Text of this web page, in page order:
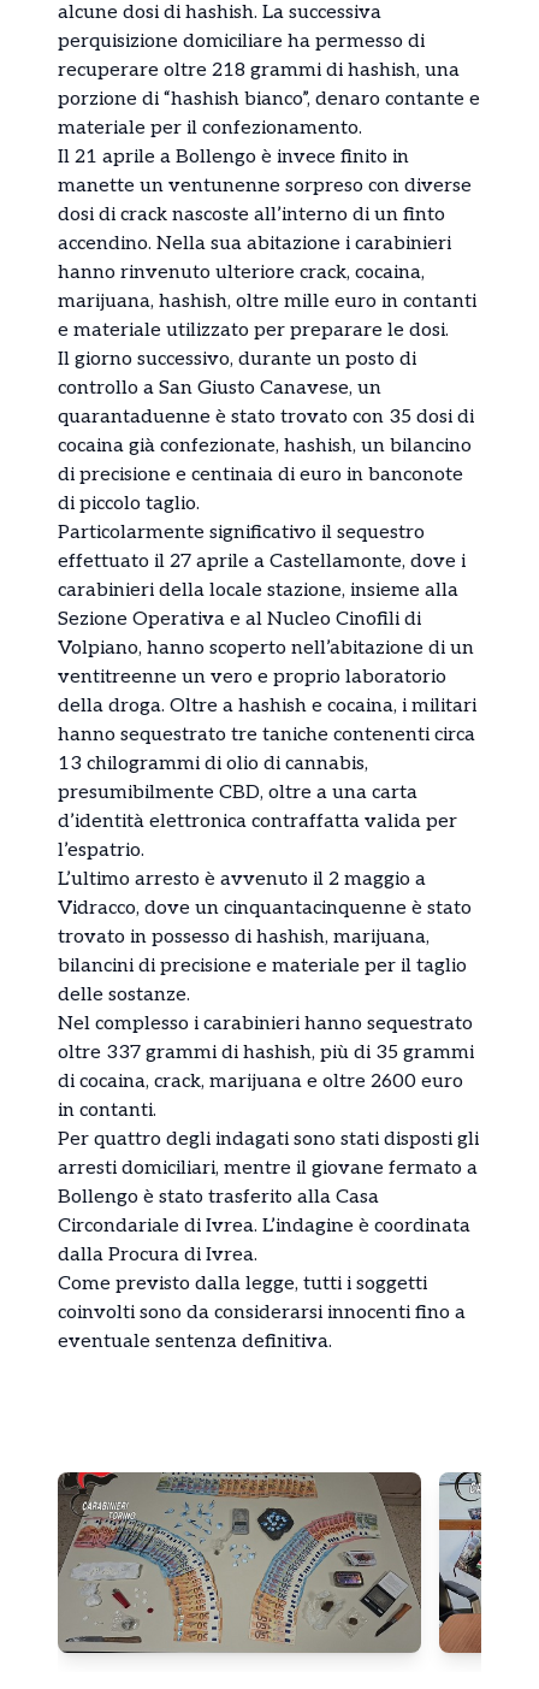
alcune dosi di hashish. La successiva
perquisizione domiciliare ha permesso di
recuperare oltre 218 grammi di hashish, una
porzione di “hashish bianco”, denaro contante e
materiale per il confezionamento.
Il 21 aprile a Bollengo è invece finito in
manette un ventunenne sorpreso con diverse
dosi di crack nascoste all’interno di un finto
accendino. Nella sua abitazione i carabinieri
hanno rinvenuto ulteriore crack, cocaina,
marijuana, hashish, oltre mille euro in contanti
e materiale utilizzato per preparare le dosi.
Il giorno successivo, durante un posto di
controllo a San Giusto Canavese, un
quarantaduenne è stato trovato con 35 dosi di
cocaina già confezionate, hashish, un bilancino
di precisione e centinaia di euro in banconote
di piccolo taglio.
Particolarmente significativo il sequestro
effettuato il 27 aprile a Castellamonte, dove i
carabinieri della locale stazione, insieme alla
Sezione Operativa e al Nucleo Cinofili di
Volpiano, hanno scoperto nell’abitazione di un
ventitreenne un vero e proprio laboratorio
della droga. Oltre a hashish e cocaina, i militari
hanno sequestrato tre taniche contenenti circa
13 chilogrammi di olio di cannabis,
presumibilmente CBD, oltre a una carta
d’identità elettronica contraffatta valida per
l’espatrio.
L’ultimo arresto è avvenuto il 2 maggio a
Vidracco, dove un cinquantacinquenne è stato
trovato in possesso di hashish, marijuana,
bilancini di precisione e materiale per il taglio
delle sostanze.
Nel complesso i carabinieri hanno sequestrato
oltre 337 grammi di hashish, più di 35 grammi
di cocaina, crack, marijuana e oltre 2600 euro
in contanti.
Per quattro degli indagati sono stati disposti gli
arresti domiciliari, mentre il giovane fermato a
Bollengo è stato trasferito alla Casa
Circondariale di Ivrea. L’indagine è coordinata
dalla Procura di Ivrea.
Come previsto dalla legge, tutti i soggetti
coinvolti sono da considerarsi innocenti fino a
eventuale sentenza definitiva.